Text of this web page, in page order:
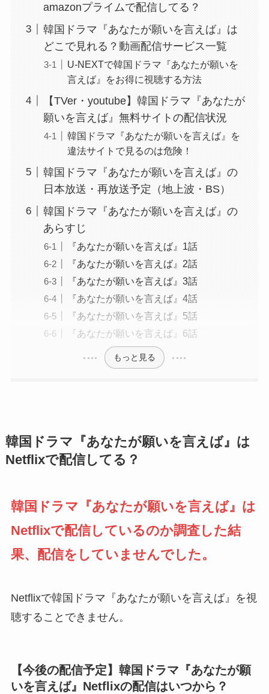
amazonプライムで配信してる？
韓国ドラマ『あなたが願いを言えば』は
どこで見れる？動画配信サービス一覧
U-NEXTで韓国ドラマ『あなたが願いを
言えば』をお得に視聴する方法
【TVer・youtube】韓国ドラマ『あなたが
願いを言えば』無料サイトの配信状況
韓国ドラマ『あなたが願いを言えば』を
違法サイトで見るのは危険！
韓国ドラマ『あなたが願いを言えば』の
日本放送・再放送予定（地上波・BS）
韓国ドラマ『あなたが願いを言えば』の
あらすじ
『あなたが願いを言えば』1話
『あなたが願いを言えば』2話
『あなたが願いを言えば』3話
『あなたが願いを言えば』4話
『あなたが願いを言えば』5話
『あなたが願いを言えば』6話
もっと見る
韓国ドラマ『あなたが願いを言えば』は
Netflixで配信してる？
韓国ドラマ『あなたが願いを言えば』は
Netflixで配信しているのか調査した結
果、配信をしていませんでした。
Netflixで韓国ドラマ『あなたが願いを言えば』を視
聴することできません。
【今後の配信予定】韓国ドラマ『あなたが願
いを言えば』Netflixの配信はいつから？